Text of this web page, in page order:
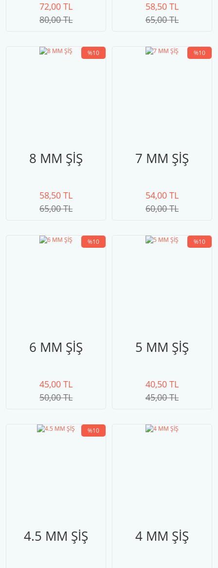
72,00 TL
80,00 TL
58,50 TL
65,00 TL
%10
8 MM ŞİŞ
58,50 TL
65,00 TL
%10
7 MM ŞİŞ
54,00 TL
60,00 TL
%10
6 MM ŞİŞ
45,00 TL
50,00 TL
%10
5 MM ŞİŞ
40,50 TL
45,00 TL
%10
4.5 MM ŞİŞ 4 MM ŞİŞ